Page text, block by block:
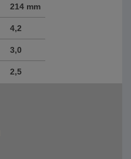
214 mm
4,2
3,0
2,5